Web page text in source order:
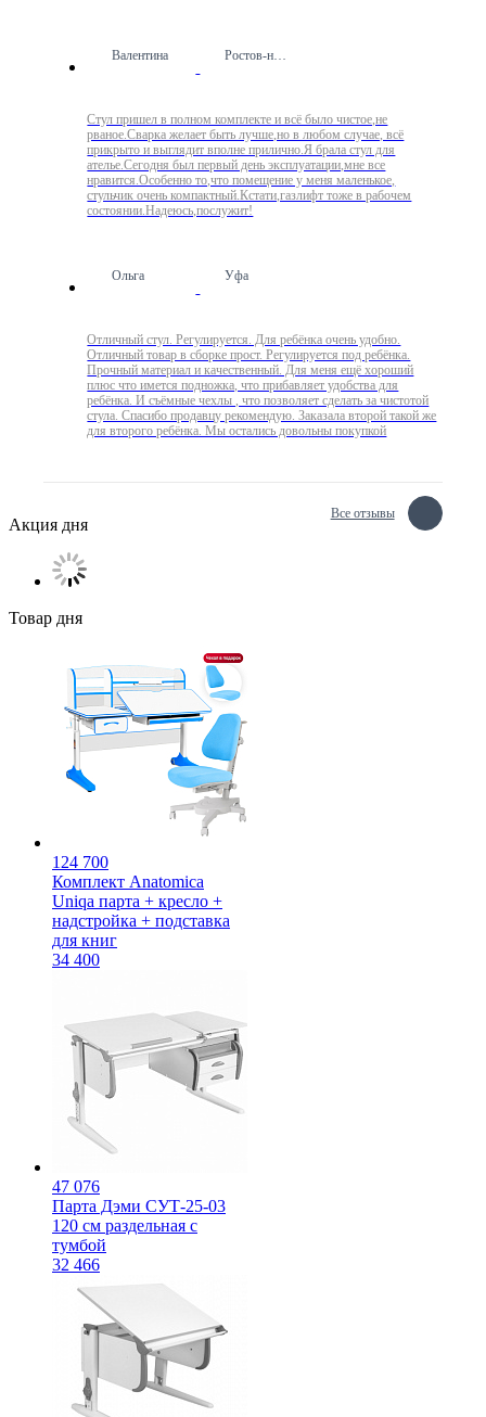
Валентина Ростов-на-Дону
Стул пришел в полном комплекте и всё было чистое,не
рваное.Сварка желает быть лучше,но в любом случае, всё
прикрыто и выглядит вполне прилично.Я брала стул для
ателье.Сегодня был первый день эксплуатации,мне все
нравится.Особенно то,что помещение у меня маленькое,
стульчик очень компактный.Кстати,газлифт тоже в рабочем
состоянии.Надеюсь,послужит!
Ольга Уфа
Отличный стул. Регулируется. Для ребёнка очень удобно.
Отличный товар в сборке прост. Регулируется под ребёнка.
Прочный материал и качественный. Для меня ещё хороший
плюс что имется подножка, что прибавляет удобства для
ребёнка. И съёмные чехлы , что позволяет сделать за чистотой
стула. Спасибо продавцу рекомендую. Заказала второй такой же
для второго ребёнка. Мы остались довольны покупкой
Все отзывы
Акция дня
Товар дня
124 700
Комплект Anatomica
Uniqa парта + кресло +
надстройка + подставка
для книг
34 400
47 076
Парта Дэми СУТ-25-03
120 см раздельная с
тумбой
32 466